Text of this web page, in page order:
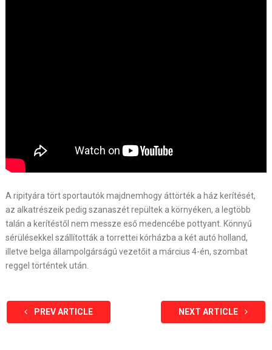
A ripityára tört sportautók majdnemhogy áttörték a ház kerítését,
az alkatrészeik pedig szanaszét repültek a környéken, a legtöbb
talán a kerítéstől nem messze eső medencébe pottyant. Könnyű
sérülésekkel szállították a torrettei kórházba a két autó holland,
illetve belga állampolgárságú vezetőit a március 4-én, szombat
reggel történtek után.
PREV ARTICLE NEXT ARTICLE